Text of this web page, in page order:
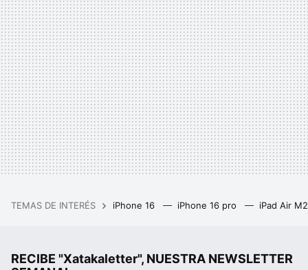
TEMAS DE INTERÉS iPhone 16 iPhone 16 pro iPad Air
RECIBE "Xatakaletter", NUESTRA NEWSLETTER